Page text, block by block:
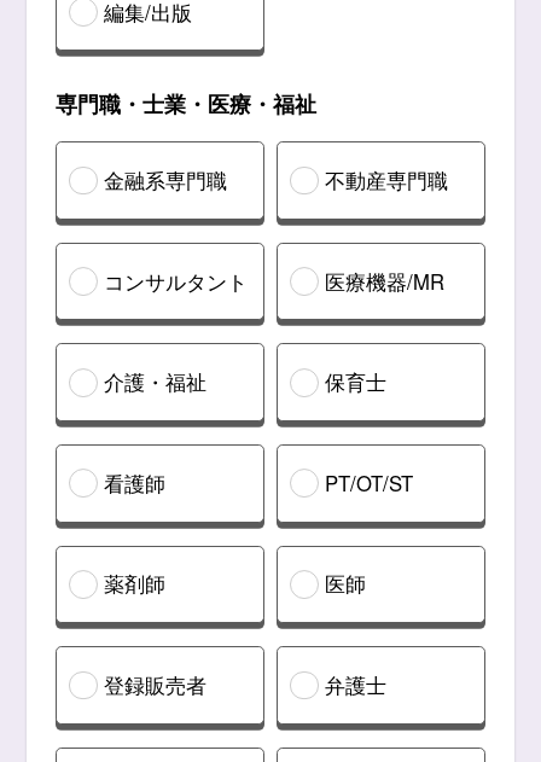
編集/出版
専門職・士業・医療・福祉
金融系専門職 不動産専門職
コンサルタント 医療機器/MR
介護・福祉 保育士
看護師 PT/OT/ST
薬剤師 医師
登録販売者 弁護士